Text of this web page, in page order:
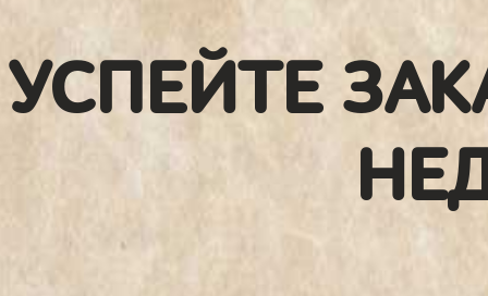
УСПЕЙТЕ